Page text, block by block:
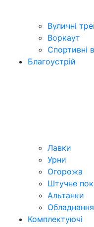
Вуличні
Воркаут
Спортивні
Благоустрій
Лавки
Урни
Огорожа
Штучне
Альтанки
Комплектуючі